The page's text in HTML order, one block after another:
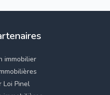
immobilier
Loi Pinel